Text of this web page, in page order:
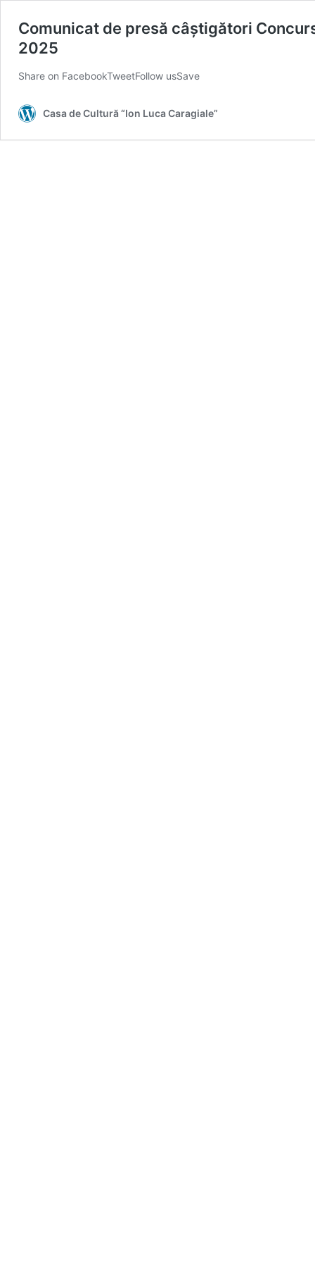
Comunicat de presă câștigători
2025
Share on FacebookTweetFollow usSave
Casa de Cultură “Ion Luca Caragiale”